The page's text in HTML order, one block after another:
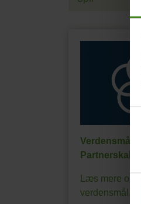
Verdensmål
Læs mere om
verdensmål.